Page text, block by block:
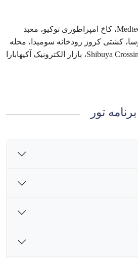
بازدید از نمایشگاه Medtec Japan، کاخ امپراطوری توکیو، معبد
کشتی کروز رودخانه سومیدا، محله
شیبویا و میدان معروف Shibuya Crossing، بازار الکترونیک آکیهابارا
برنامه تور